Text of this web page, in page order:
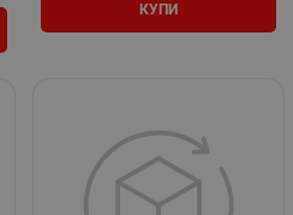
КУПИ